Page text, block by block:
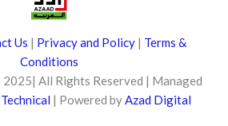
Us | Privacy and Policy | Terms &
Conditions
All Rights Reserved | Managed
| Powered byAzad Digital